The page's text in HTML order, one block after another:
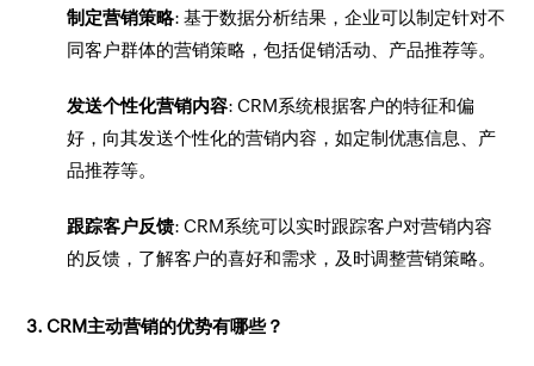
制定营销策略: 基于数据分析结果，企业可以制定针对不
同客户群体的营销策略，包括促销活动、产品推荐等。
发送个性化营销内容: CRM系统根据客户的特征和偏
好，向其发送个性化的营销内容，如定制优惠信息、产
品推荐等。
跟踪客户反馈: CRM系统可以实时跟踪客户对营销内容
的反馈，了解客户的喜好和需求，及时调整营销策略。
3. CRM主动营销的优势有哪些？